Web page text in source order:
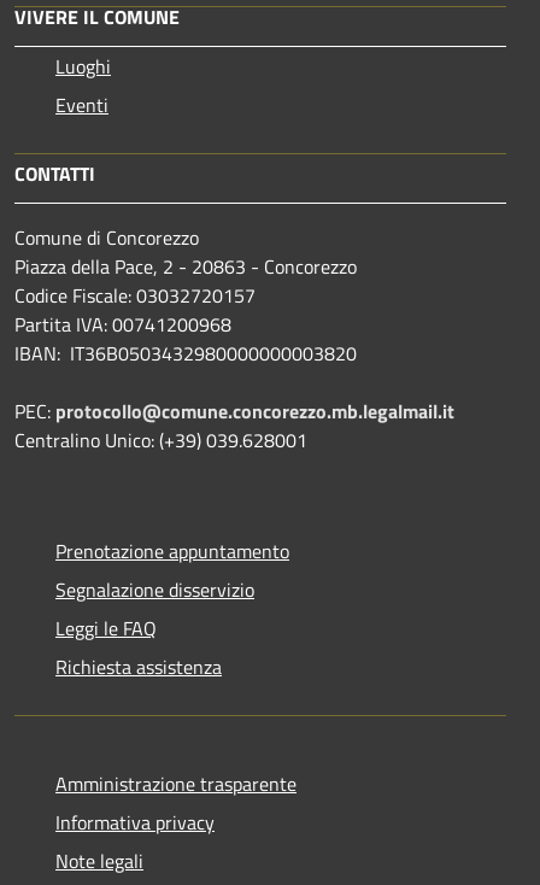
VIVERE IL COMUNE
Luoghi
Eventi
CONTATTI
Comune di Concorezzo
Piazza della Pace, 2 - 20863 - Concorezzo
Codice Fiscale: 03032720157
Partita IVA: 00741200968
IBAN: IT36B0503432980000000003820
PEC: protocollo@comune.concorezzo.mb.legalmail.it
Centralino Unico: (+39) 039.628001
Prenotazione appuntamento
Segnalazione disservizio
Leggi le FAQ
Richiesta assistenza
Amministrazione trasparente
Informativa privacy
Note legali